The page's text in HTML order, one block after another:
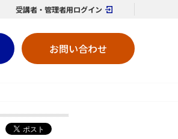
受講者・管理者用ログイン
お問い合わせ